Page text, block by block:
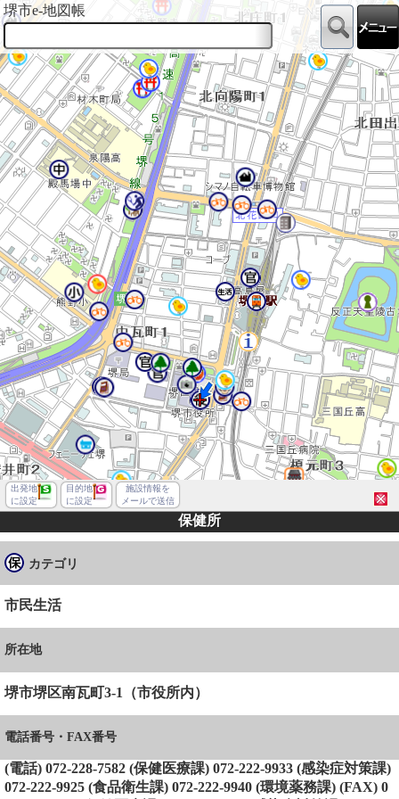
堺市堺区南瓦町
堺市e-地図帳
出発地
に設定
目的地
に設定
施設情報を
メールで送信
保健所
カテゴリ
市民生活
所在地
堺市堺区南瓦町3-1（市役所内）
電話番号・FAX番号
(電話) 072-228-7582 (保健医療課) 072-222-9933 (感染症対策課)
072-222-9925 (食品衛生課) 072-222-9940 (環境薬務課) (FAX) 0